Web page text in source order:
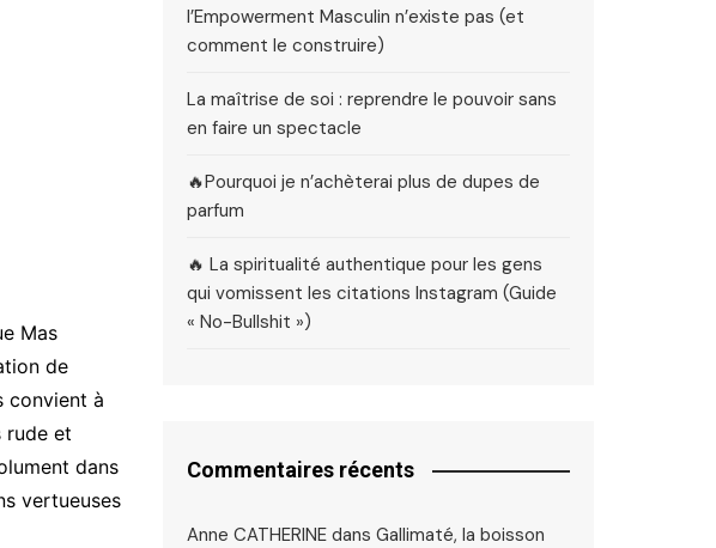
Mas
de
convient à
rude et
dans
vertueuses
l’Empowerment Masculin n’existe pas (et
comment le construire)
La maîtrise de soi : reprendre le pouvoir sans
en faire un spectacle
🔥Pourquoi je n’achèterai plus de dupes de
parfum
🔥 La spiritualité authentique pour les gens
qui vomissent les citations Instagram (Guide
« No-Bullshit »)
Commentaires récents
Anne CATHERINE dans Gallimaté, la boisson